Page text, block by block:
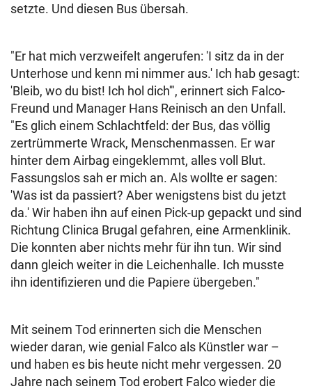
setzte. Und diesen Bus übersah.
"Er hat mich verzweifelt angerufen: 'I sitz da in der
Unterhose und kenn mi nimmer aus.' Ich hab gesagt:
'Bleib, wo du bist! Ich hol dich'", erinnert sich Falco-
Freund und Manager Hans Reinisch an den Unfall.
"Es glich einem Schlachtfeld: der Bus, das völlig
zertrümmerte Wrack, Menschenmassen. Er war
hinter dem Airbag eingeklemmt, alles voll Blut.
Fassungslos sah er mich an. Als wollte er sagen:
'Was ist da passiert? Aber wenigstens bist du jetzt
da.' Wir haben ihn auf einen Pick-up gepackt und sind
Richtung Clinica Brugal gefahren, eine Armenklinik.
Die konnten aber nichts mehr für ihn tun. Wir sind
dann gleich weiter in die Leichenhalle. Ich musste
ihn identifizieren und die Papiere übergeben."
Mit seinem Tod erinnerten sich die Menschen
wieder daran, wie genial Falco als Künstler war –
und haben es bis heute nicht mehr vergessen. 20
Jahre nach seinem Tod erobert Falco wieder die